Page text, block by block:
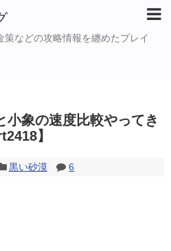
などの攻略情報を纏めたプレイ
小象の速度比較やってき
】
黒い砂漠 6